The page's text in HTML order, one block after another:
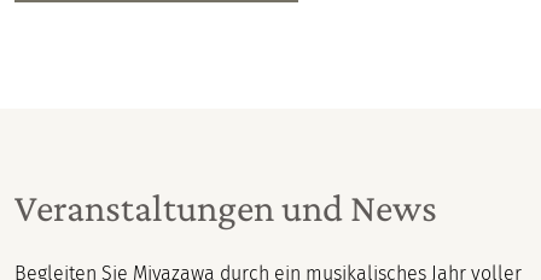
Veranstaltungen und News
Begleiten Sie Miyazawa durch ein musikalisches Jahr voller